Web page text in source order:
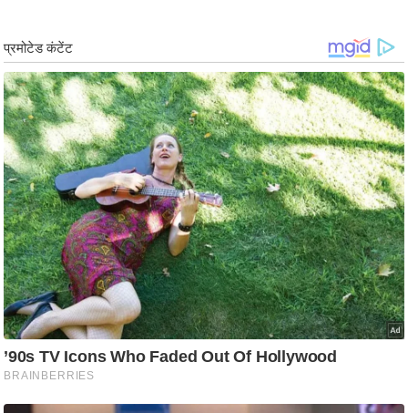
वु
ड
हॉ
ली
वु
ड
फि
ल्म
स
मी
क्षा
B
r
e